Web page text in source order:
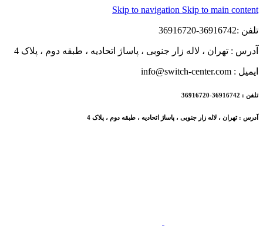
Skip to navigation Skip to main content
تلفن :36916742-36916720
آدرس : تهران ، لاله زار جنوبی ، پاساژ اتحادیه ، طبقه دوم ، پلاک 4
ایمیل : info@switch-center.com
تلفن : 36916742-36916720
آدرس : تهران ، لاله زار جنوبی ، پاساژ اتحادیه ، طبقه دوم ، پلاک 4